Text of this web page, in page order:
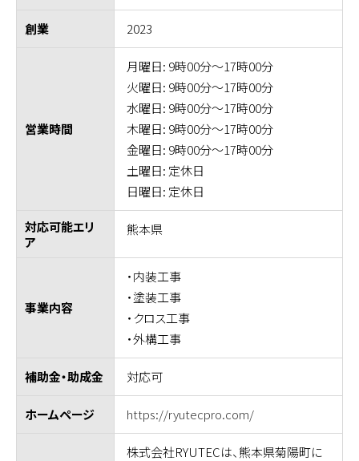
創業 2023
営業時間
月曜日: 9時00分～17時00分
火曜日: 9時00分～17時00分
水曜日: 9時00分～17時00分
木曜日: 9時00分～17時00分
金曜日: 9時00分～17時00分
土曜日: 定休日
日曜日: 定休日
対応可能エリ
ア
熊本県
事業内容
・内装工事
・塗装工事
・クロス工事
・外構工事
補助金・助成金 対応可
ホームページ https://ryutecpro.com/
株式会社RYUTECは、熊本県菊陽町に